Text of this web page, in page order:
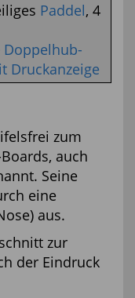
Paddel, 4
Doppelhub-
Druckanzeige
zum
auch
Seine
eine
aus.
zur
der Eindruck